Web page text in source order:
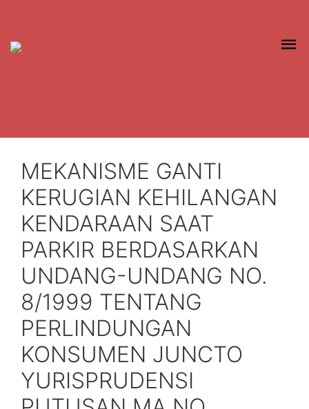
MEKANISME GANTI
KERUGIAN KEHILANGAN
KENDARAAN SAAT
PARKIR BERDASARKAN
UNDANG-UNDANG NO.
8/1999 TENTANG
PERLINDUNGAN
KONSUMEN JUNCTO
YURISPRUDENSI